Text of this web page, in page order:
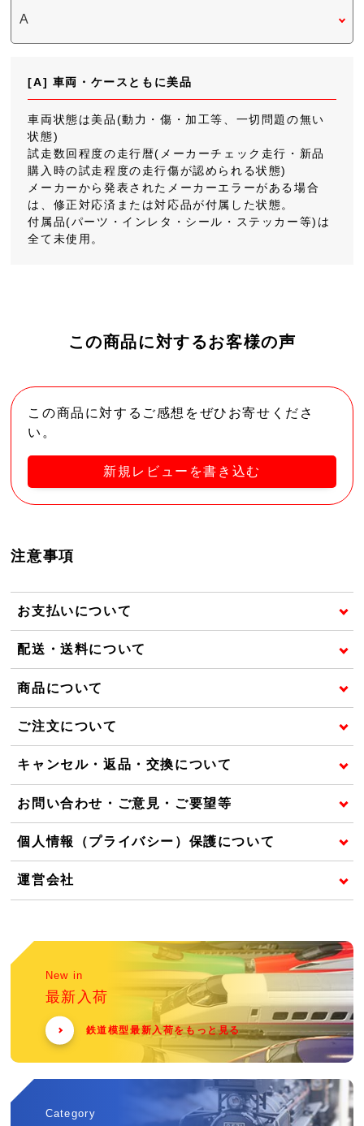
[A] 車両・ケースともに美品
車両状態は美品(動力・傷・加工等、一切問題の無い
状態)
試走数回程度の走行暦(メーカーチェック走行・新品
購入時の試走程度の走行傷が認められる状態)
メーカーから発表されたメーカーエラーがある場合
は、修正対応済または対応品が付属した状態。
付属品(パーツ・インレタ・シール・ステッカー等)は
全て未使用。
この商品に対するお客様の声
この商品に対するご感想をぜひお寄せくださ
い。
新規レビューを書き込む
注意事項
お支払いについて
配送・送料について
商品について
ご注文について
キャンセル・返品・交換について
お問い合わせ・ご意見・ご要望等
個人情報（プライバシー）保護について
運営会社
New in
最新入荷
鉄道模型最新入荷をもっと見る
Category